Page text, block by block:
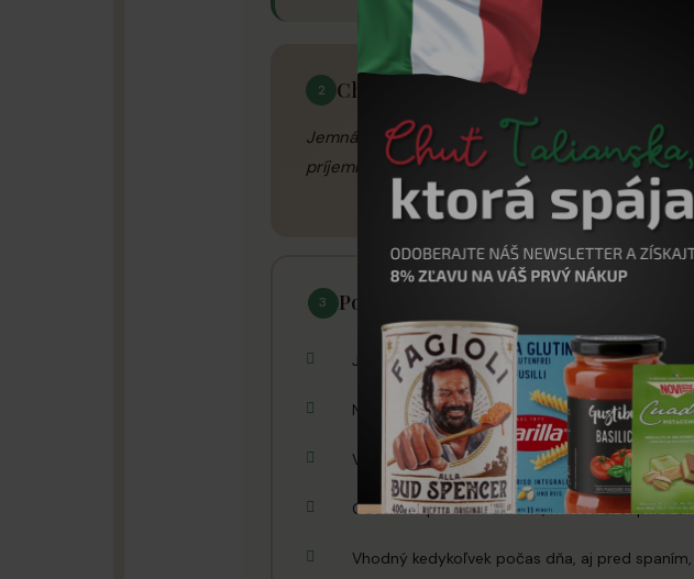
2 Chutovy profil
Jemná, prirodzene sladkastá chuť s jemnými
príjemne upokojujúca.
3 Pouzitie a tipy
Jeden filter zalejte 200 ml vriacej vody
Nechajte lúhovať 5-7 minút, čím dlhšie, tým
Vychutnajte si ho horúci v chladných
Obohaťte plátkom citróna, mätou či štipkou
Vhodný kedykoľvek počas dňa, aj pred